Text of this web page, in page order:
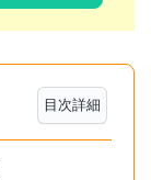
目次詳細